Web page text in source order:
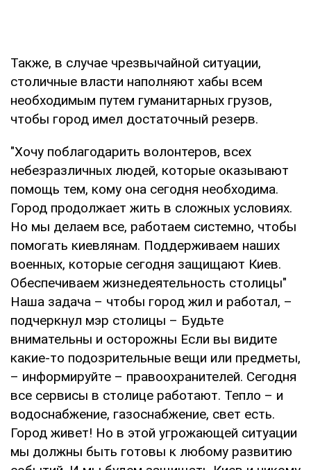
Также, в случае чрезвычайной ситуации,
столичные власти наполняют хабы всем
необходимым путем гуманитарных грузов,
чтобы город имел достаточный резерв.
"Хочу поблагодарить волонтеров, всех
небезразличных людей, которые оказывают
помощь тем, кому она сегодня необходима.
Город продолжает жить в сложных условиях.
Но мы делаем все, работаем системно, чтобы
помогать киевлянам. Поддерживаем наших
военных, которые сегодня защищают Киев.
Обеспечиваем жизнедеятельность столицы"
Наша задача – чтобы город жил и работал, –
подчеркнул мэр столицы – Будьте
внимательны и осторожны Если вы видите
какие-то подозрительные вещи или предметы,
– информируйте – правоохранителей. Сегодня
все сервисы в столице работают. Тепло – и
водоснабжение, газоснабжение, свет есть.
Город живет! Но в этой угрожающей ситуации
мы должны быть готовы к любому развитию